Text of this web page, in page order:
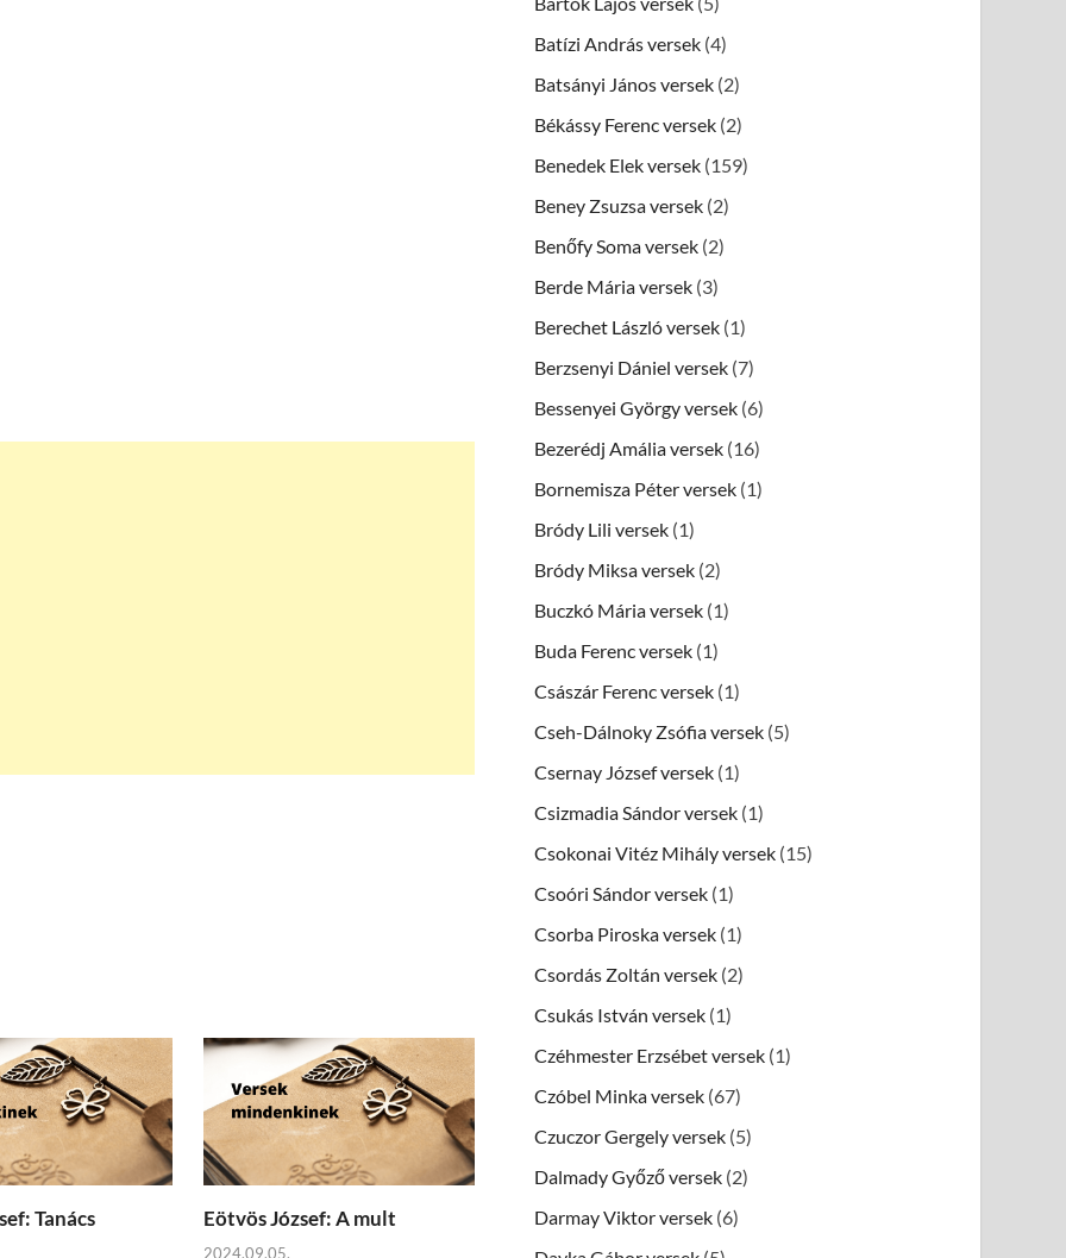
Tanács Eötvös József: A mult
2024.09.05.
Batízi András versek (4)
Batsányi János versek (2)
Békássy Ferenc versek (2)
Benedek Elek versek (159)
Beney Zsuzsa versek (2)
Benőfy Soma versek (2)
Berde Mária versek (3)
Berechet László versek (1)
Berzsenyi Dániel versek (7)
Bessenyei György versek (6)
Bezerédj Amália versek (16)
Bornemisza Péter versek (1)
Bródy Lili versek (1)
Bródy Miksa versek (2)
Buczkó Mária versek (1)
Buda Ferenc versek (1)
Császár Ferenc versek (1)
Cseh-Dálnoky Zsófia versek (5)
Csernay József versek (1)
Csizmadia Sándor versek (1)
Csokonai Vitéz Mihály versek (15)
Csoóri Sándor versek (1)
Csorba Piroska versek (1)
Csordás Zoltán versek (2)
Csukás István versek (1)
Czéhmester Erzsébet versek (1)
Czóbel Minka versek (67)
Czuczor Gergely versek (5)
Dalmady Győző versek (2)
Darmay Viktor versek (6)